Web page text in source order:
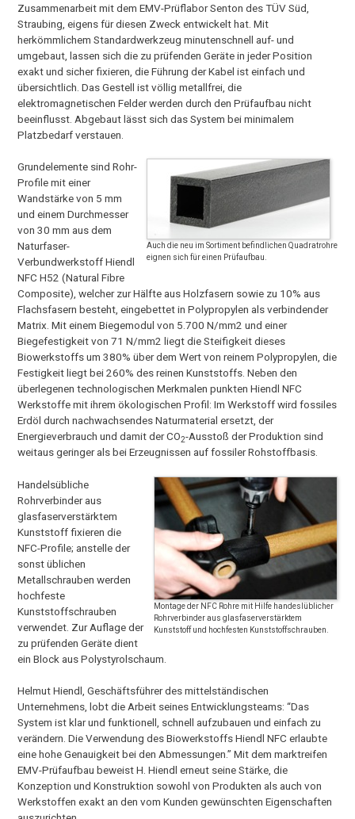
Zusammenarbeit mit dem EMV-Prüflabor Senton des TÜV Süd,
Straubing, eigens für diesen Zweck entwickelt hat. Mit
herkömmlichem Standardwerkzeug minutenschnell auf- und
umgebaut, lassen sich die zu prüfenden Geräte in jeder Position
exakt und sicher fixieren, die Führung der Kabel ist einfach und
übersichtlich. Das Gestell ist völlig metallfrei, die
elektromagnetischen Felder werden durch den Prüfaufbau nicht
beeinflusst. Abgebaut lässt sich das System bei minimalem
Platzbedarf verstauen.
Auch die neu im Sortiment befindlichen Quadratrohre
eignen sich für einen Prüfaufbau.
Grundelemente sind Rohr-
Profile mit einer
Wandstärke von 5 mm
und einem Durchmesser
von 30 mm aus dem
Naturfaser-
Verbundwerkstoff Hiendl
NFC H52 (Natural Fibre
Composite), welcher zur Hälfte aus Holzfasern sowie zu 10% aus
Flachsfasern besteht, eingebettet in Polypropylen als verbindender
Matrix. Mit einem Biegemodul von 5.700 N/mm2 und einer
Biegefestigkeit von 71 N/mm2 liegt die Steifigkeit dieses
Biowerkstoffs um 380% über dem Wert von reinem Polypropylen, die
Festigkeit liegt bei 260% des reinen Kunststoffs. Neben den
überlegenen technologischen Merkmalen punkten Hiendl NFC
Werkstoffe mit ihrem ökologischen Profil: Im Werkstoff wird fossiles
Erdöl durch nachwachsendes Naturmaterial ersetzt, der
Energieverbrauch und damit der CO2-Ausstoß der Produktion sind
weitaus geringer als bei Erzeugnissen auf fossiler Rohstoffbasis.
Montage der NFC Rohre mit Hilfe handeslüblicher
Rohrverbinder aus glasfaserverstärktem
Kunststoff und hochfesten Kunststoffschrauben.
Handelsübliche
Rohrverbinder aus
glasfaserverstärktem
Kunststoff fixieren die
NFC-Profile; anstelle der
sonst üblichen
Metallschrauben werden
hochfeste
Kunststoffschrauben
verwendet. Zur Auflage der
zu prüfenden Geräte dient
ein Block aus Polystyrolschaum.
Helmut Hiendl, Geschäftsführer des mittelständischen
Unternehmens, lobt die Arbeit seines Entwicklungsteams: “Das
System ist klar und funktionell, schnell aufzubauen und einfach zu
verändern. Die Verwendung des Biowerkstoffs Hiendl NFC erlaubte
eine hohe Genauigkeit bei den Abmessungen.” Mit dem marktreifen
EMV-Prüfaufbau beweist H. Hiendl erneut seine Stärke, die
Konzeption und Konstruktion sowohl von Produkten als auch von
Werkstoffen exakt an den vom Kunden gewünschten Eigenschaften